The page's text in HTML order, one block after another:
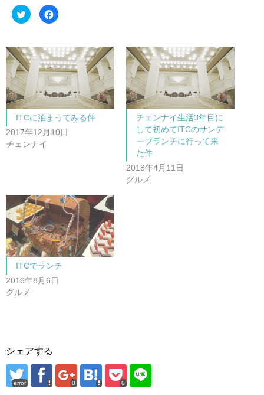
ク
リ
て
T
w
i
t
r
で
共
有
新
し
い
開
き
ま
す
)
F
a
o
o
k
で
共
有
す
る
は
ク
ッ
新
し
ウ
ィ
ン
ド
ウ
で
開
き
す
ITCに泊まってみる件
2017年12月10日
チェンナイ
チェンナイ生活3年目に
して初めてITCのサンデ
ーブランチに行って来
た件
2018年4月11日
グルメ
ITCでランチ
2016年8月6日
グルメ
シェアする
error 0 0